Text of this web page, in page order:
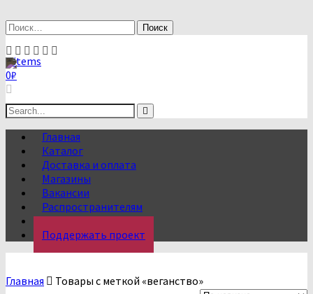
to
Найти:
0 items
0₽
Search
Главная
Каталог
Доставка и оплата
Магазины
Вакансии
Распространителям
О нас
Поддержать проект
Главная
Товары с меткой «веганство»